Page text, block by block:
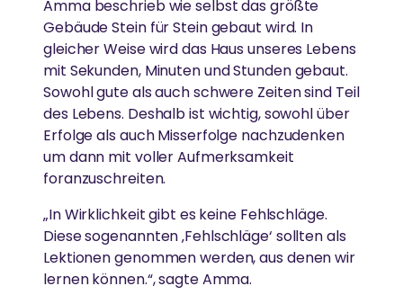
Amma beschrieb wie selbst das größte
Gebäude Stein für Stein gebaut wird. In
gleicher Weise wird das Haus unseres Lebens
mit Sekunden, Minuten und Stunden gebaut.
Sowohl gute als auch schwere Zeiten sind Teil
des Lebens. Deshalb ist wichtig, sowohl über
Erfolge als auch Misserfolge nachzudenken
um dann mit voller Aufmerksamkeit
foranzuschreiten.
„In Wirklichkeit gibt es keine Fehlschläge.
Diese sogenannten ‚Fehlschläge‘ sollten als
Lektionen genommen werden, aus denen wir
lernen können.“, sagte Amma.